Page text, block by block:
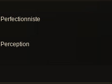
Perfectionniste
Perception